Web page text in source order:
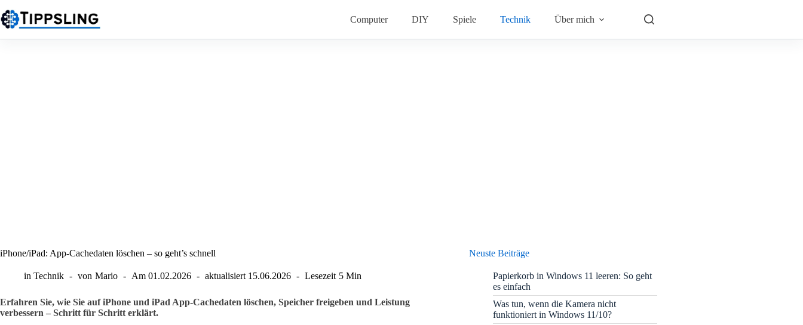
Inhalt
springen
Computer DIY Spiele Technik Über mich
iPhone/iPad: App-Cachedaten löschen – so geht’s schnell
in Technik von Mario Am 01.02.2026 aktualisiert 15.06.2026 Lesezeit 5 Min
Erfahren Sie, wie Sie auf iPhone und iPad App-Cachedaten löschen, Speicher freigeben und Leistung
verbessern – Schritt für Schritt erklärt.
Neuste Beiträge
Papierkorb in Windows 11 leeren: So geht
es einfach
Was tun, wenn die Kamera nicht
funktioniert in Windows 11/10?